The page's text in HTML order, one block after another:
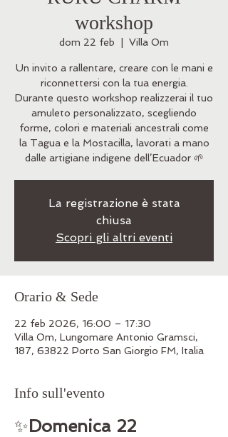
workshop
dom 22 feb Villa Om
Un invito a rallentare, creare con le mani e
riconnettersi con la tua energia.
Durante questo workshop realizzerai il tuo
amuleto personalizzato, scegliendo
forme, colori e materiali ancestrali come
la Tagua e la Mostacilla, lavorati a mano
La registrazione è stata
chiusa
Scopri gli altri eventi
Orario & Sede
22 feb 2026, 16:00 – 17:30
Villa Om, Lungomare Antonio Gramsci,
187, 63822 Porto San Giorgio FM, Italia
Info sull'evento
✨Domenica 22